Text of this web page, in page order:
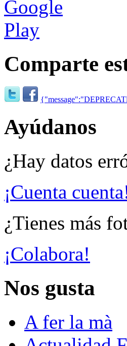
Comparte
Ayúdanos
¿Hay datos
¡Cuenta
¿Tienes más
¡Colabora!
Nos gusta
A fer la mà